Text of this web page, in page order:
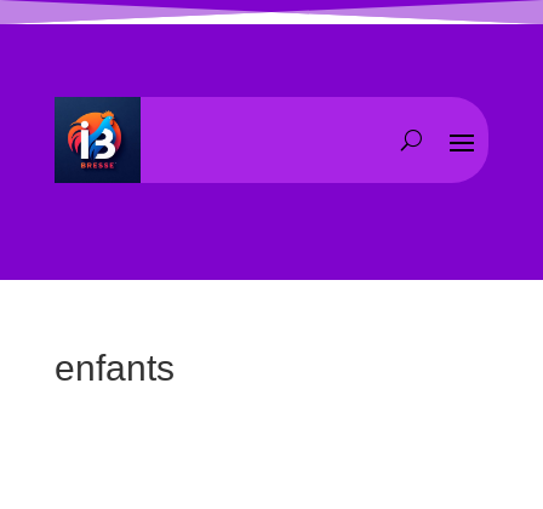
enfants